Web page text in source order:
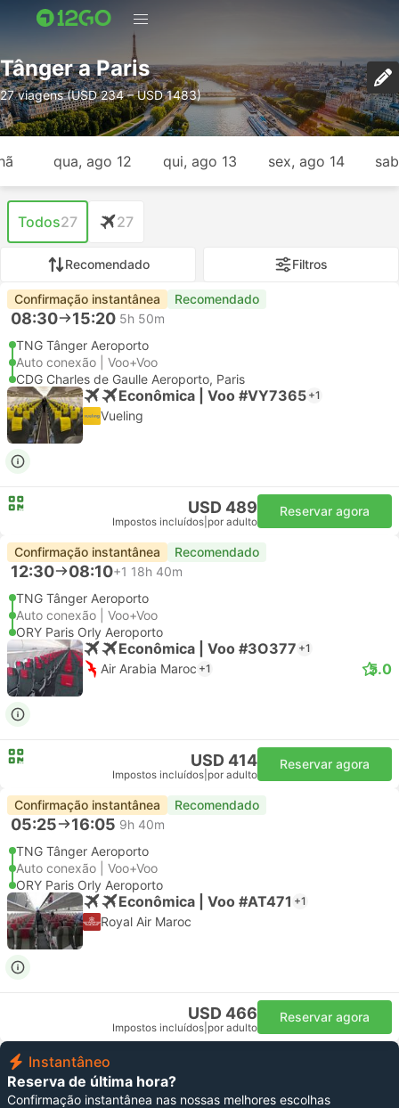
Tânger a Paris
27 viagens (USD 234 – USD 1483)
qua, ago 12 qui, ago 13 sex, ago 14
Todos27 27
Recomendado Filtros
Confirmação instantânea Recomendado
08:30 15:20 5h 50m
TNG Tânger Aeroporto
Auto conexão | Voo+Voo
CDG Charles de Gaulle Aeroporto, Paris
Econômica | Voo #VY7365 +1
Vueling
USD 489
Impostos incluídos por adulto
Reservar agora
Confirmação instantânea Recomendado
12:30 08:10+1 18h 40m
TNG Tânger Aeroporto
Auto conexão | Voo+Voo
ORY Paris Orly Aeroporto
Econômica | Voo #3O377 +1
Air Arabia Maroc +1 5.0
USD 414
Impostos incluídos por adulto
Reservar agora
Confirmação instantânea Recomendado
05:25 16:05 9h 40m
TNG Tânger Aeroporto
Auto conexão | Voo+Voo
ORY Paris Orly Aeroporto
Econômica | Voo #AT471 +1
Royal Air Maroc
USD 466
Impostos incluídos por adulto
Reservar agora
Instantâneo
Reserva de última hora?
Confirmação instantânea nas nossas melhores escolhas